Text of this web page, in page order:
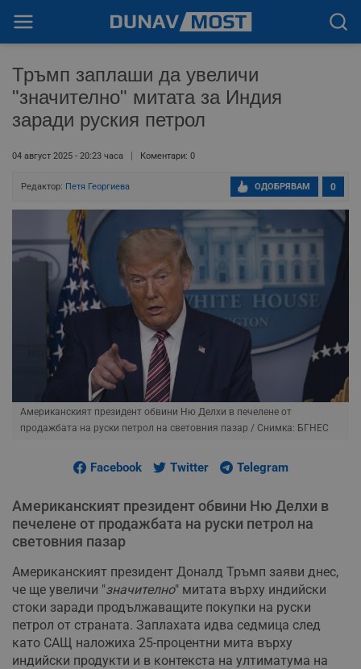
Тръмп заплаши да увеличи
"значително" митата за Индия
заради руския петрол
04 август 2025 - 20:23 часа Коментари: 0
Редактор: Петя Георгиева 0
ОДОБРЯВАМ
Американският президент обвини Ню Делхи в печелене от
продажбата на руски петрол на световния пазар / Снимка: БГНЕС
Facebook Twitter Telegram
Американският президент обвини Ню Делхи в
печелене от продажбата на руски петрол на
световния пазар
Американският президент Доналд Тръмп заяви днес,
че ще увеличи "значително" митата върху индийски
стоки заради продължаващите покупки на руски
петрол от страната. Заплахата идва седмица след
като САЩ наложиха 25-процентни мита върху
индийски продукти и в контекста на ултиматума на